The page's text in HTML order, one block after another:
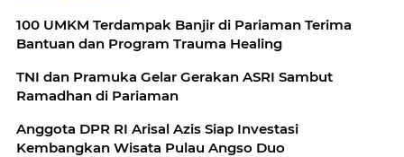
100 UMKM Terdampak Banjir di Pariaman Terima
Bantuan dan Program Trauma Healing
TNI dan Pramuka Gelar Gerakan ASRI Sambut
Ramadhan di Pariaman
Anggota DPR RI Arisal Azis Siap Investasi
Kembangkan Wisata Pulau Angso Duo